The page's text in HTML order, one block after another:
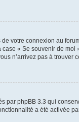
votre connexion au
« Se souvenir de
n’arrivez pas à
par phpBB 3.3 qui
a été activée